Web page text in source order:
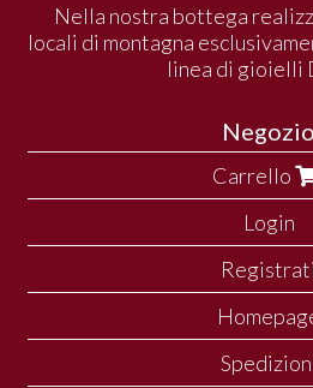
Nella nostra bottega
locali di montagna
linea di gioielli
Negozio
Carrello
Login
Registrati